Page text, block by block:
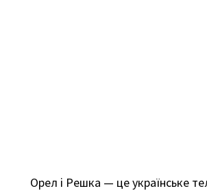
Орел і Решка — це українське